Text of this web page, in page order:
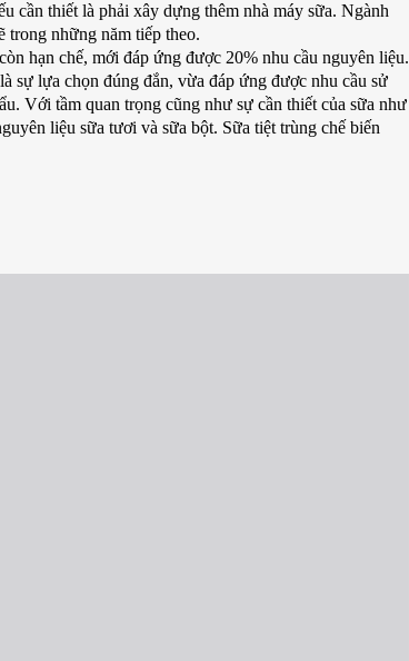
cần thiết là phải xây dựng thêm nhà máy sữa. Ngành
trong những năm tiếp theo.
hạn chế, mới đáp ứng được 20% nhu cầu nguyên liệu.
sự lựa chọn đúng đắn, vừa đáp ứng được nhu cầu sử
Với tầm quan trọng cũng như sự cần thiết của sữa như
liệu sữa tươi và sữa bột. Sữa tiệt trùng chế biến